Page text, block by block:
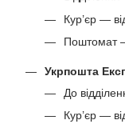
Кур’єр —
Поштомат
Укрпошта
До
Кур’єр —